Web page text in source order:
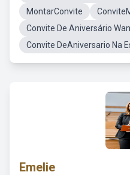
MontarConvite
Convite De Aniversário
Convite DeAniversario Na
Emelie